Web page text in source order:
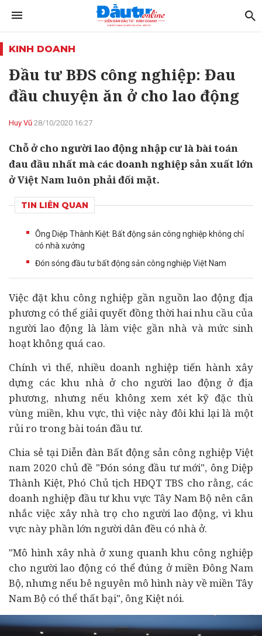
KINH DOANH
Đầu tư BĐS công nghiệp: Đau
đầu chuyện ăn ở cho lao động
Huy Vũ 28/10/2020 16:27
Chỗ ở cho người lao động nhập cư là bài toán
đau đầu nhất mà các doanh nghiệp sản xuất lớn
ở Việt Nam luôn phải đối mặt.
TIN LIÊN QUAN
Ông Diệp Thành Kiệt: Bất động sản công nghiệp không chỉ
có nhà xưởng
Đón sóng đầu tư bất động sản công nghiệp Việt Nam
Việc đặt khu công nghiệp gần nguồn lao động địa
phương có thể giải quyết đồng thời hai nhu cầu của
người lao động là làm việc gần nhà và mức sinh
hoạt không quá cao.
Chính vì thế, nhiều doanh nghiệp tiến hành xây
dựng các khu nhà ở cho người lao động ở địa
phương, nhưng nếu không xem xét kỹ đặc thù
vùng miền, khu vực, thì việc này đôi khi lại là một
rủi ro trong bài toán đầu tư.
Chia sẻ tại Diễn đàn Bất động sản công nghiệp Việt
nam 2020 chủ đề "Đón sóng đầu tư mới", ông Diệp
Thành Kiệt, Phó Chủ tịch HĐQT TBS cho rằng, các
doanh nghiệp đầu tư khu vực Tây Nam Bộ nên cân
nhắc việc xây nhà trọ cho người lao động, vì khu
vực này phần lớn người dân đều có nhà ở.
"Mô hình xây nhà ở xung quanh khu công nghiệp
cho người lao động có thể đúng ở miền Đông Nam
Bộ, nhưng nếu bê nguyên mô hình này về miền Tây
Nam Bộ có thể thất bại", ông Kiệt nói.